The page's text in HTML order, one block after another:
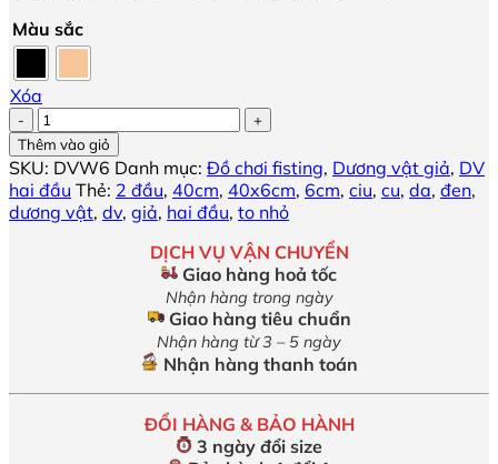
Màu sắc
Xóa
Dương
vật
giả
hai
đầu
fisting
Thêm vào giỏ
SKU: DVW6 Danh mục: Đồ chơi fisting, Dương vật giả, DV
hai đầu Thẻ: 2 đầu, 40cm, 40x6cm, 6cm, ciu, cu, da, đen,
dương vật, dv, giả, hai đầu, to nhỏ
DỊCH VỤ VẬN CHUYỂN
Giao hàng hoả tốc
Nhận hàng trong ngày
Giao hàng tiêu chuẩn
Nhận hàng từ 3 – 5 ngày
Nhận hàng thanh toán
ĐỔI HÀNG & BẢO HÀNH
3 ngày đổi size